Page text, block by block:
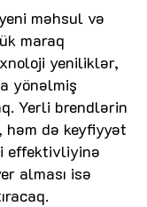
məhsul və
maraq
yeniliklər,
yönəlmiş
Yerli brendlərin
həm də keyfiyyət
effektivliyinə
alması isə